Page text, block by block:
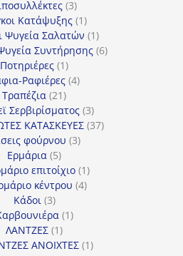
33
προϊόντα
Κατάψυξης 11
προϊόν
Ψυγεία Σαλατών 11
προϊόν
Συντήρησης 66
Ποτηριέρες 11
προϊόν
Ραφιέρες 44
Τραπέζια 2121
προϊόντα
Σερβιρίσματος 33
προϊόντα
ΚΑΤΑΣΚΕΥΕΣ 3737
φούρνου 33
Ερμάρια 55
προϊόντα
επιτοίχιο 11
προϊόν
κέντρου 44
Κάδοι 33
προϊόντα
11
ΛΑΝΤΖΕΣ 11
προϊόν
ΑΝΟΙΧΤΕΣ 11